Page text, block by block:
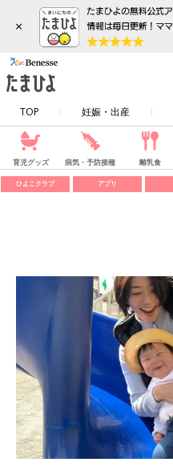
×
TOP 妊娠・出産
育児グッズ 病気・予防接種 離乳食
ひよこクラブ アプリ